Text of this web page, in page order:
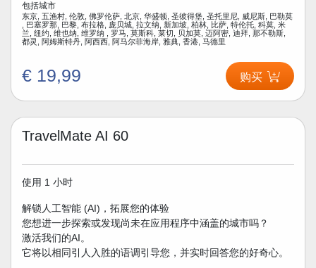
包括城市
东京, 五渔村, 伦敦, 佛罗伦萨, 北京, 华盛顿, 圣彼得堡, 圣托里尼, 威尼斯, 巴勒莫
, 巴塞罗那, 巴黎, 布拉格, 庞贝城, 拉文纳, 新加坡, 柏林, 比萨, 特伦托, 科莫, 米
兰, 纽约, 维也纳, 维罗纳 , 罗马, 莫斯科, 莱切, 贝加莫, 迈阿密, 迪拜, 那不勒斯,
都灵, 阿姆斯特丹, 阿西西, 阿马尔菲海岸, 雅典, 香港, 马德里
€ 19,99 购买
TravelMate AI 60
使用 1 小时
解锁人工智能 (AI)，拓展您的体验
您想进一步探索或发现尚未在应用程序中涵盖的城市吗？
激活我们的AI。
它将以相同引人入胜的语调引导您，并实时回答您的好奇心。